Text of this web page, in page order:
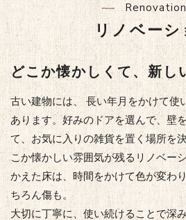
Renovation
リノベーシ
どこか懐かしくて、新し
古い建物には、 長い年月をかけて使
あります。好みのドアを選んで、壁
て、お気に入りの雑貨を置く場所を
こか懐かしい雰囲気が残るリノベー
かえた床は、時間をかけて色が変わ
ちろん傷も。
大切に丁寧に、使い続けることで深